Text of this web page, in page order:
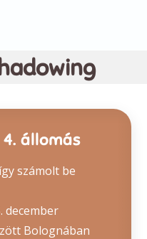
állomás
számolt be
december
Bolognában